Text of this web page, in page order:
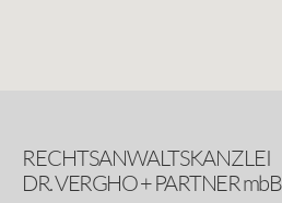
RECHTSANWALTSKANZLEI
DR. VERGHO + PARTNER mbB